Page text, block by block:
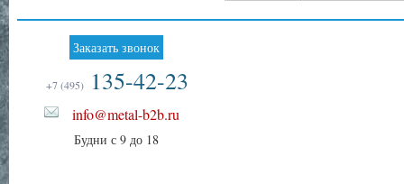
Заказать звонок
+7 (495) 135-42-23
info@metal-b2b.ru
Будни с 9 до 18